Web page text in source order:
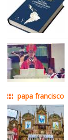
papa francisco